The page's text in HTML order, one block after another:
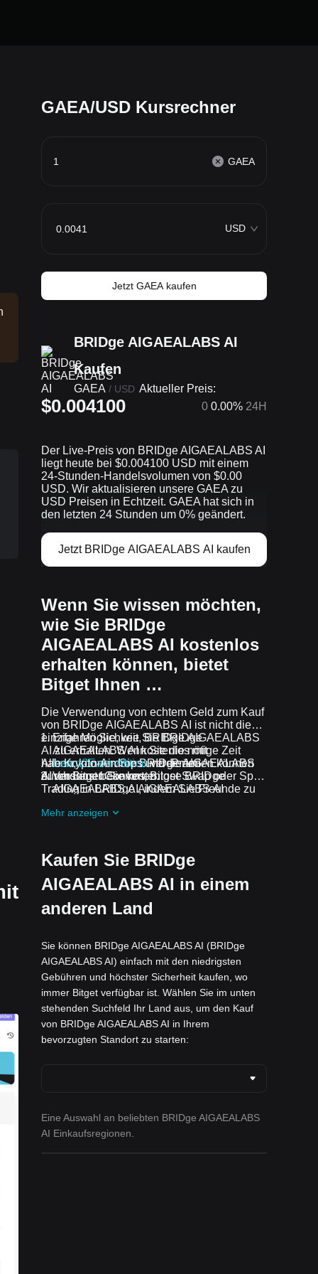
GAEA/USD Kursrechner
GAEA
USD
Jetzt GAEA kaufen
BRIDge AIGAEALABS AI
Kaufen
GAEA / USD Aktueller Preis:
$0.004100 0 0.00% 24H
Der Live-Preis von BRIDge AIGAEALABS AI
liegt heute bei $0.004100 USD mit einem
24-Stunden-Handelsvolumen von $0.00
USD. Wir aktualisieren unsere GAEA zu
USD Preisen in Echtzeit. GAEA hat sich in
den letzten 24 Stunden um 0% geändert.
Jetzt BRIDge AIGAEALABS AI kaufen
Wenn Sie wissen möchten,
wie Sie BRIDge
AIGAEALABS AI kostenlos
erhalten können, bietet
Bitget Ihnen …
Die Verwendung von echtem Geld zum Kauf
von BRIDge AIGAEALABS AI ist nicht die
einzige Möglichkeit, BRIDge AIGAEALABS
AI zu erhalten. Wenn Sie die nötige Zeit
haben, können Sie BRIDge AIGAEALABS
AI umsonst bekommen.
Erfahren Sie, wie Sie BRIDge
AIGAEALABS AI kostenlos mit
Learn2Earn-Aktionverdienen
Verdienen Sie kostenlose BRIDge
AIGAEALABS AI, indem Sie Freunde zu
Erhalten Sie kostenlose BRIDge
Aktionen
mitmachen
Alle Krypto-Airdrops und -Prämien können
durch Bitget Convert, Bitget Swap oder Spot-
Trading in BRIDge AIGAEALABS AI
Mehr anzeigen
Kaufen Sie BRIDge
AIGAEALABS AI in einem
anderen Land
Sie können BRIDge AIGAEALABS AI (BRIDge
AIGAEALABS AI) einfach mit den niedrigsten
Gebühren und höchster Sicherheit kaufen, wo
immer Bitget verfügbar ist. Wählen Sie im unten
stehenden Suchfeld Ihr Land aus, um den Kauf
von BRIDge AIGAEALABS AI in Ihrem
bevorzugten Standort zu starten:
Eine Auswahl an beliebten BRIDge AIGAEALABS
AI Einkaufsregionen.